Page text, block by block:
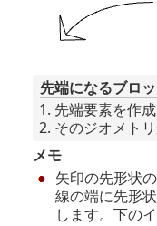
先端になるブロ
先端要素を作成
そのジオメト
メモ
矢印の先形状
線の端に先形
します。下の